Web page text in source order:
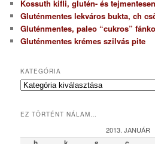
Kossuth kifli, glutén- és tejmentesen
Gluténmentes lekváros bukta, ch
Gluténmentes, paleo “cukros”
Gluténmentes krémes szilvás pite
KATEGÓRIA
K
e
EZ TÖRTÉNT NÁLAM…
2013. JANUÁR